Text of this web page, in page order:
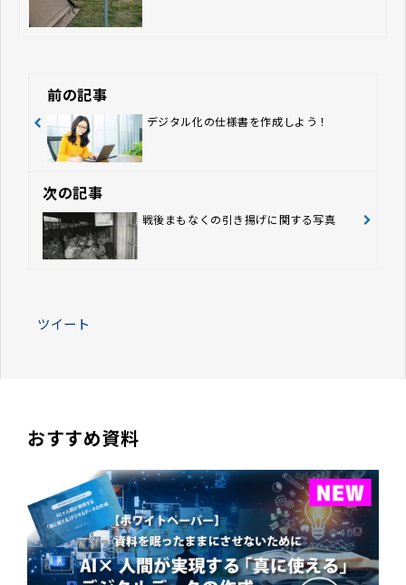
前の記事
デジタル化の仕様書を作成しよう！
次の記事
戦後まもなくの引き揚げに関する写真
ツイート
おすすめ資料